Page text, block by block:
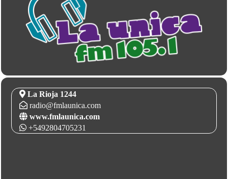
La Rioja 1244
radio@fmlaunica.com
www.fmlaunica.com
+5492804705231